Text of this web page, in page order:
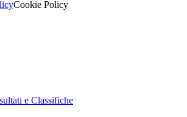
Cookie Policy
e Classifiche